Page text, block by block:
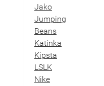
Jako
Jumping
Beans
Katinka
Kipsta
LSLK
Nike